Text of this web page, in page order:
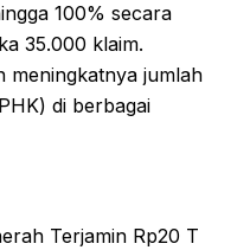
100% secara
35.000 klaim.
meningkatnya jumlah
di berbagai
Terjamin Rp20 T